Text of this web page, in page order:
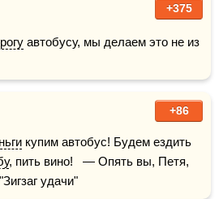
+375
автобусу, мы делаем это не из
+86
купим автобус! Будем ездить
, пить вино!   — Опять вы, Петя,
удачи"